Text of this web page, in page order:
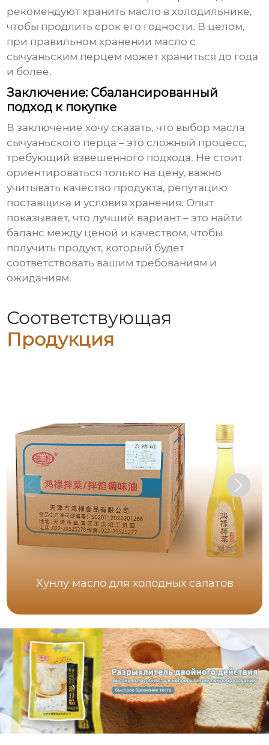
рекомендуют хранить масло в холодильнике,
чтобы продлить срок его годности. В целом,
при правильном хранении масло с
сычуаньским перцем может храниться до года
и более.
Заключение: Сбалансированный
подход к покупке
В заключение хочу сказать, что выбор масла
сычуаньского перца – это сложный процесс,
требующий взвешенного подхода. Не стоит
ориентироваться только на цену, важно
учитывать качество продукта, репутацию
поставщика и условия хранения. Опыт
показывает, что лучший вариант – это найти
баланс между ценой и качеством, чтобы
получить продукт, который будет
соответствовать вашим требованиям и
ожиданиям.
Соответствующая
Продукция
Хунлу масло для холодных салатов